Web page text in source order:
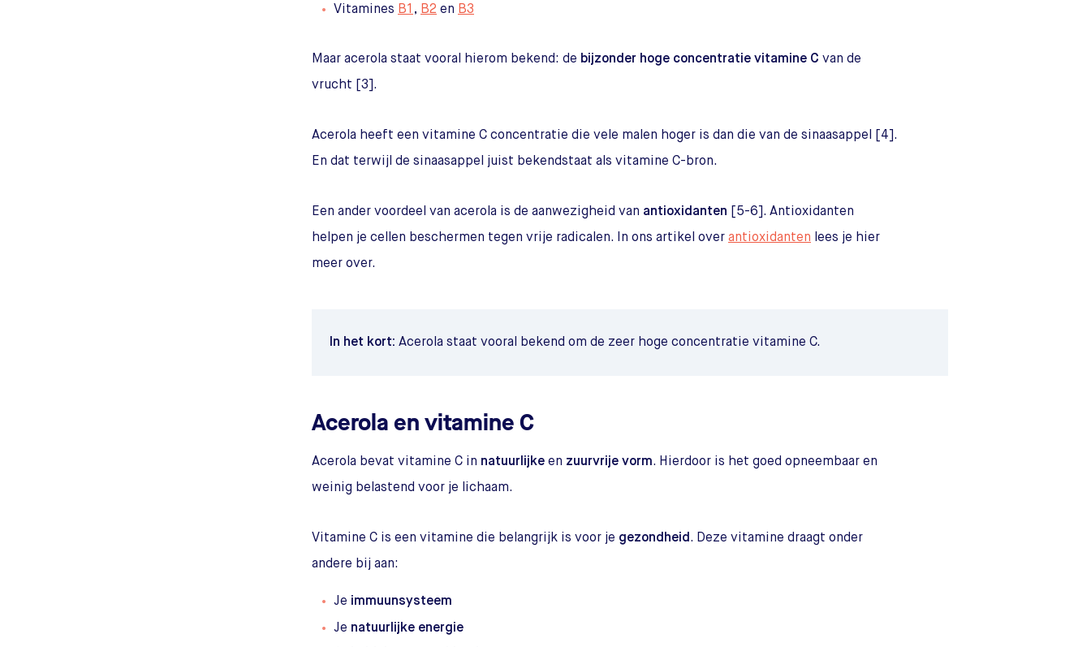
Vitamines B1 , B2 en B3
Maar acerola staat vooral hierom bekend: de bijzonder hoge concentratie vitamine C van de
vrucht [3].
Acerola heeft een vitamine C concentratie die vele malen hoger is dan die van de sinaasappel [4].
En dat terwijl de sinaasappel juist bekendstaat als vitamine C-bron.
Een ander voordeel van acerola is de aanwezigheid van antioxidanten [5-6]. Antioxidanten
helpen je cellen beschermen tegen vrije radicalen. In ons artikel over antioxidanten lees je hier
meer over.
In het kort: Acerola staat vooral bekend om de zeer hoge concentratie vitamine C.
Acerola en vitamine C
Acerola bevat vitamine C in natuurlijke en zuurvrije vorm. Hierdoor is het goed opneembaar en
weinig belastend voor je lichaam.
Vitamine C is een vitamine die belangrijk is voor je gezondheid. Deze vitamine draagt onder
andere bij aan:
Je immuunsysteem
Je natuurlijke energie